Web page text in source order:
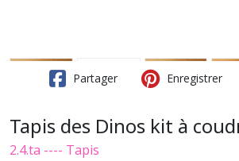
Partager Enregistrer
Tapis des Dinos kit à
2.4.ta ---- Tapis